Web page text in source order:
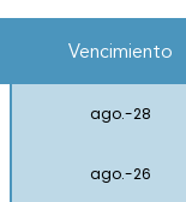
Vencimiento
ago.-28
ago.-26